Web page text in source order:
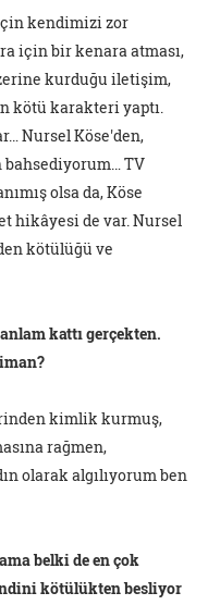
kendimizi zor
için bir kenara atması,
kurduğu iletişim,
kötü karakteri yaptı.
Nursel Köse'den,
TV
olsa da, Köse
hikâyesi de var. Nursel
kötülüğü ve
kattı gerçekten.
kimlik kurmuş,
rağmen,
olarak algılıyorum ben
belki de en çok
kötülükten besliyor